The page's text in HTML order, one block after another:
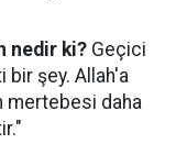
nedir ki? Geçici
bir şey. Allah'a
mertebesi daha